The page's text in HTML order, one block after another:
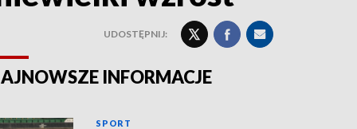
UDOSTĘPNIJ:
INFORMACJE
SPORT